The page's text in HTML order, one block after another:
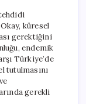
küresel
gerektiğini
endemik
Türkiye’de
tutulmasını
gerekli